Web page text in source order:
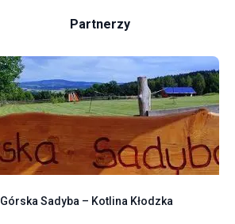
Partnerzy
Górska Sadyba – Kotlina Kłodzka